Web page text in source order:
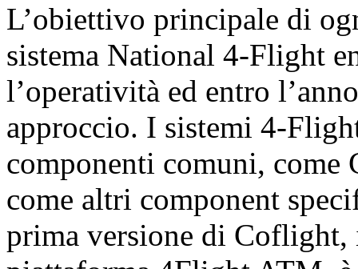
L’obiettivo principale di
sistema National 4-Flight
l’operatività ed entro
approccio. I sistemi 4-
componenti comuni,
come altri component
prima versione di